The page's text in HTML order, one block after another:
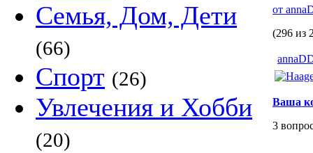
Семья, Дом, Дети
(66)
Спорт (26)
Увлечения и Хобби
(20)
от
(296 из
Ваша
3